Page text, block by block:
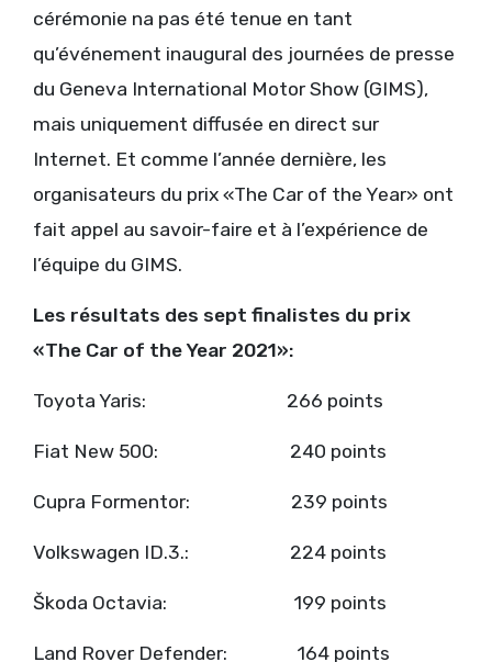
cérémonie na pas été tenue en tant
qu’événement inaugural des journées de presse
du Geneva International Motor Show (GIMS),
mais uniquement diffusée en direct sur
Internet. Et comme l’année dernière, les
organisateurs du prix «The Car of the Year» ont
fait appel au savoir-faire et à l’expérience de
l’équipe du GIMS.
Les résultats des sept finalistes du prix
«The Car of the Year 2021»:
Toyota Yaris: 266 points
Fiat New 500: 240 points
Cupra Formentor: 239 points
Volkswagen ID.3.: 224 points
Škoda Octavia: 199 points
Land Rover Defender: 164 points